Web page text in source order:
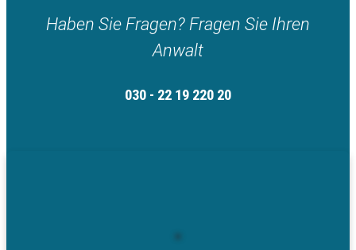
Haben Sie Fragen? Fragen Sie Ihren
Anwalt
030 - 22 19 220 20